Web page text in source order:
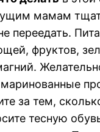
мамам
переедать.
фруктов,
за тем,
тесную